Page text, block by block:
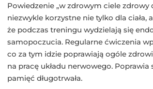
Powiedzenie „w zdrowym ciele
niezwykle korzystne nie tylko dla
że podczas treningu wydzielają się
samopoczucia. Regularne ćwiczenia
co za tym idzie poprawiają ogóle
na pracę układu nerwowego.
pamięć długotrwała.